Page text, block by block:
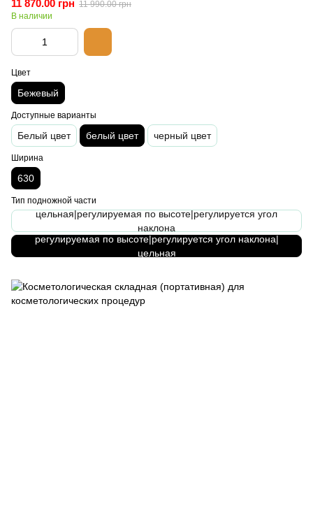
11 870.00 грн 11 990.00 грн
В наличии
Цвет
Бежевый
Доступные варианты
Белый цвет белый цвет черный цвет
Ширина
630
Тип подножной части
цельная|регулируемая по высоте|регулируется угол
наклона
регулируемая по высоте|регулируется угол наклона|
цельная